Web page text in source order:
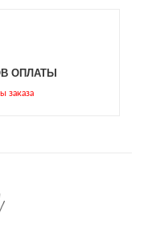
ОПЛАТЫ
заказа